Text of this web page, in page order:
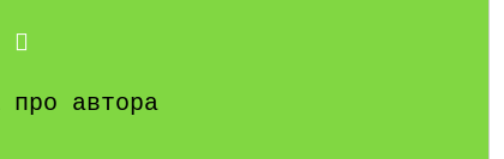
про автора